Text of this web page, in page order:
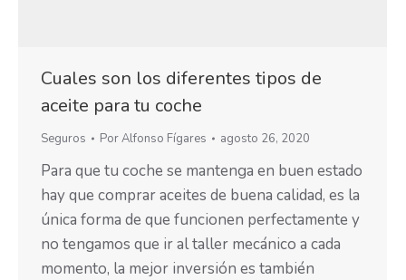
Cuales son los diferentes tipos de
aceite para tu coche
Seguros PorAlfonso Fígares agosto 26, 2020
Para que tu coche se mantenga en buen estado
hay que comprar aceites de buena calidad, es la
única forma de que funcionen perfectamente y
no tengamos que ir al taller mecánico a cada
momento, la mejor inversión es también